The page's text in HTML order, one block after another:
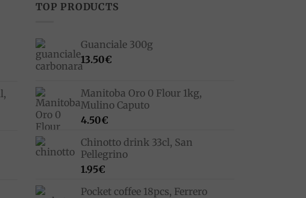
TOP PRODUCTS
Guanciale 300g
13.50€
Manitoba Oro 0 Flour 1kg,
Mulino Caputo
4.50€
Chinotto drink 33cl, San
Pellegrino
1.95€
Pocket coffee 18pcs, Ferrero